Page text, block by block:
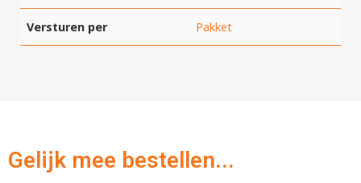
Versturen per Pakket
Gelijk mee bestellen...